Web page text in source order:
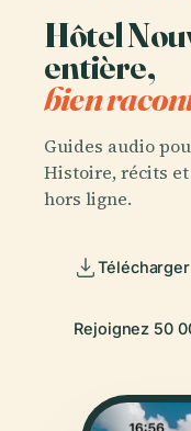
Hôtel
entière,
bien
Guides audio
Histoire, récits
hors ligne.
Rejoignez 50